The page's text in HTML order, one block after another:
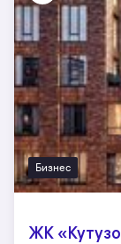
Бизнес
ЖК